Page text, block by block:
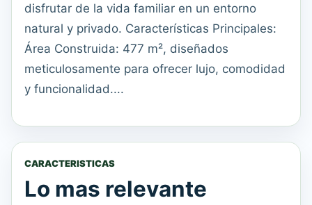
disfrutar de la vida familiar en un entorno
natural y privado. Características Principales:
Área Construida: 477 m², diseñados
meticulosamente para ofrecer lujo, comodidad
y funcionalidad....
CARACTERISTICAS
Lo mas relevante